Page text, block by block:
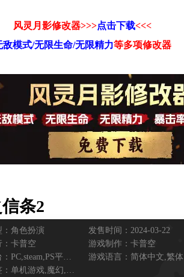
风灵月影修改器>>>点击下载<<<
敌模式/无限生命/无限精力等多项修改器
条2
角色扮演
发售时间：2024-03-22
卡普空 游戏制作： 卡普空
PC,steam,PS平台, XBOX平台
游戏语言： 简体中文,繁体中文,
单机游戏,魔幻,RPG,